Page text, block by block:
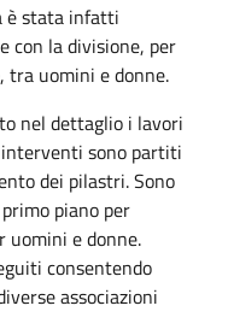
è stata infatti
con la divisione, per
tra uomini e donne.
nel dettaglio i lavori
sono partiti
dei pilastri. Sono
piano per
uomini e donne.
consentendo
associazioni